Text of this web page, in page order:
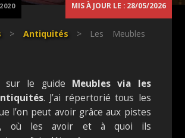
MIS À JOUR LE : 28/05/2026
> Antiquités > Les Meubles
sur le guide Meubles via les
. J’ai répertorié tous les
l’on peut avoir grâce aux pistes
où les avoir et à quoi ils